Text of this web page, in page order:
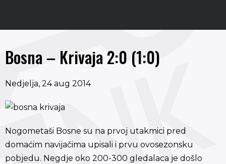
Bosna – Krivaja 2:0 (1:0)
Nedjelja, 24 aug 2014
Nogometaši Bosne su na prvoj utakmici pred
domaćim navijačima upisali i prvu ovosezonsku
pobjedu. Negdje oko 200-300 gledalaca je došlo